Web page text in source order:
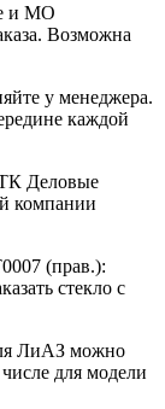
и МО
Возможна
у менеджера.
каждой
ТК Деловые
компании
(прав.):
стекло с
ЛиАЗ можно
для модели